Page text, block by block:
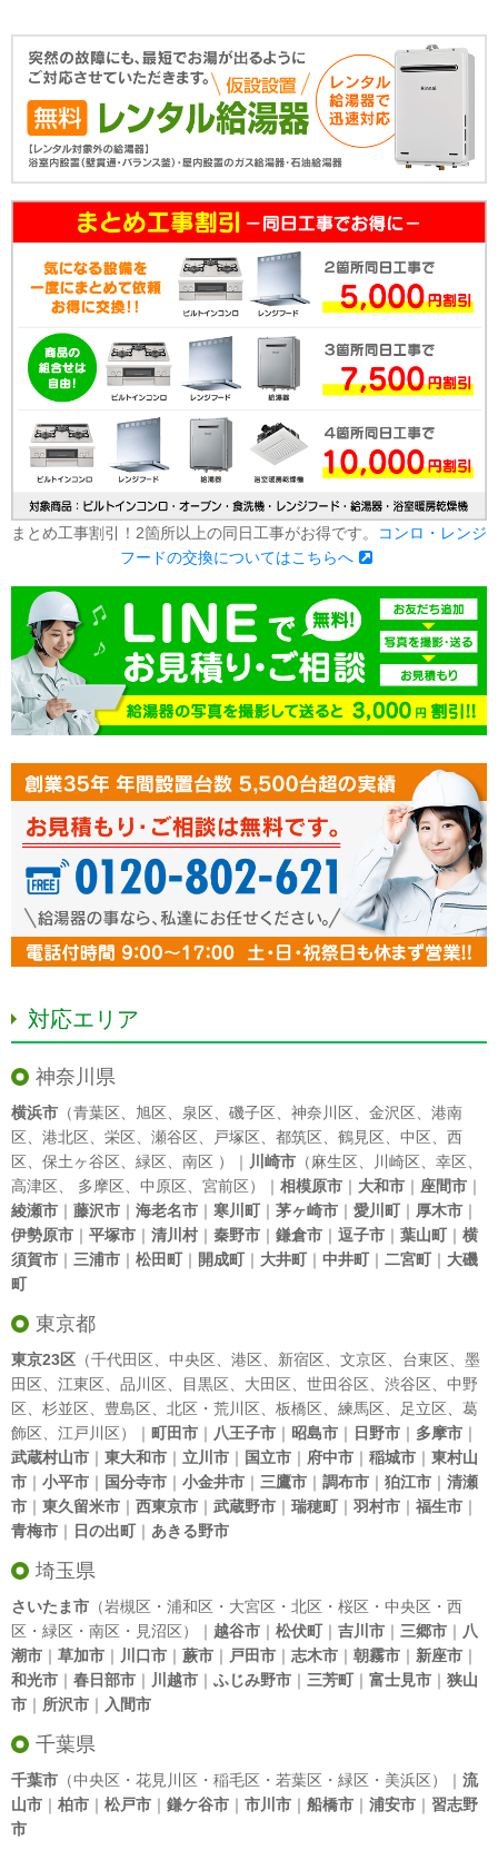
まとめ工事割引！2箇所以上の同日工事がお得です。
コンロ・レンジ
フードの交換についてはこちらへ
対応エリア
神奈川県
横浜市 （青葉区 旭区 泉区 磯子区 神奈川区 金沢区
港南
区
港北区 栄区 瀬谷区 戸塚区 都筑区 鶴見区 中区
西
区
保土ヶ谷区 緑区 南区 ）｜ 川崎市 （麻生区 川崎区 幸区
高津区
多摩区 中原区 宮前区）｜ 相模原市 ｜ 大和市 ｜ 座間市 ｜
綾瀬市 ｜ 藤沢市 ｜ 海老名市 ｜ 寒川町｜ 茅ヶ崎市 ｜ 愛川町｜ 厚木市 ｜
伊勢原市 ｜ 平塚市 ｜ 清川村｜ 秦野市 ｜ 鎌倉市 ｜ 逗子市 ｜ 葉山町｜ 横
須賀市 ｜ 三浦市 ｜ 松田町｜ 開成町｜ 大井町｜ 中井町｜ 二宮町｜ 大磯
町
東京都
東京23区 （千代田区 中央区 港区 新宿区 文京区 台東区
墨
田区
江東区 品川区 目黒区 大田区 世田谷区 渋谷区
中野
区
杉並区 豊島区 北区 ・ 荒川区 板橋区 練馬区 足立区
葛
飾区
江戸川区）｜ 町田市 ｜ 八王子市 ｜ 昭島市 ｜ 日野市 ｜ 多摩市 ｜
武蔵村山市 ｜ 東大和市 ｜ 立川市 ｜ 国立市 ｜ 府中市 ｜ 稲城市 ｜ 東村山
市 ｜ 小平市 ｜ 国分寺市 ｜ 小金井市 ｜ 三鷹市 ｜ 調布市 ｜ 狛江市 ｜ 清瀬
市 ｜ 東久留米市 ｜ 西東京市 ｜ 武蔵野市 ｜ 瑞穂町｜ 羽村市 ｜ 福生市 ｜
青梅市 ｜ 日の出町｜ あきる野市
埼玉県
さいたま市 （岩槻区・浦和区・大宮区・北区・桜区・中央区・西
区・緑区・南区・見沼区）｜ 越谷市 ｜ 松伏町｜ 吉川市 ｜ 三郷市 ｜ 八
潮市 ｜ 草加市 ｜ 川口市 ｜ 蕨市 ｜ 戸田市 ｜ 志木市 ｜ 朝霧市 ｜ 新座市 ｜
和光市 ｜ 春日部市 ｜ 川越市 ｜ ふじみ野市 ｜ 三芳町｜ 富士見市 ｜ 狭山
市 ｜ 所沢市 ｜ 入間市
千葉県
千葉市 （中央区・花見川区・稲毛区・若葉区・緑区・美浜区）｜ 流
山市 ｜ 柏市 ｜ 松戸市 ｜ 鎌ケ谷市 ｜ 市川市 ｜ 船橋市 ｜ 浦安市 ｜ 習志野
市